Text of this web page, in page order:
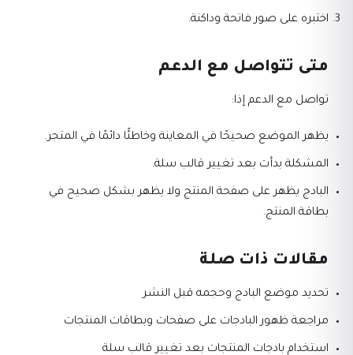
اختبره على صور فاتحة وداكنة.
متى تتواصل مع الدعم
تواصل مع الدعم إذا:
يظهر الموضع صحيحًا في المعاينة وخاطئًا دائمًا في المتجر.
المشكلة بدأت بعد تغيير قالب سلة.
البادج يظهر على صفحة المنتج ولا يظهر بشكل صحيح في
بطاقة المنتج.
مقالات ذات صلة
تحديد موضع البادج وحجمه قبل النشر
مراجعة ظهور البادجات على صفحات وبطاقات المنتجات
استخدام بادجات المنتجات بعد تغيير قالب سلة